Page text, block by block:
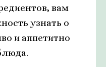
вам
узнать о
и аппетитно